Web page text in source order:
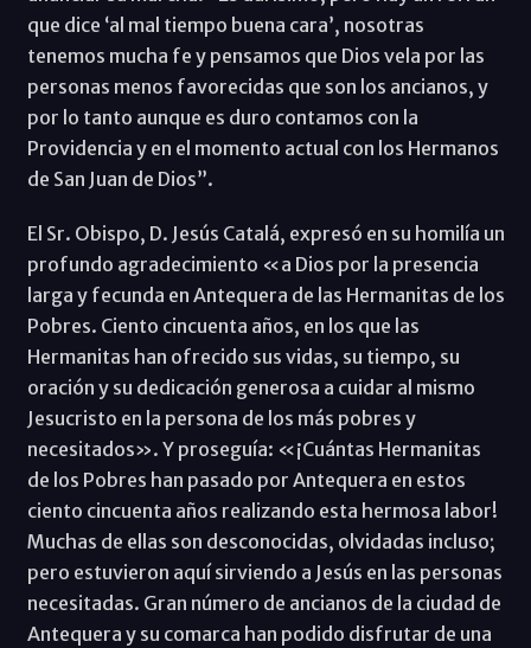
que dice ‘al mal tiempo buena cara’, nosotras
tenemos mucha fe y pensamos que Dios vela por las
personas menos favorecidas que son los ancianos, y
por lo tanto aunque es duro contamos con la
Providencia y en el momento actual con los Hermanos
de San Juan de Dios”.
El Sr. Obispo, D. Jesús Catalá, expresó en su homilía un
profundo agradecimiento «a Dios por la presencia
larga y fecunda en Antequera de las Hermanitas de los
Pobres. Ciento cincuenta años, en los que las
Hermanitas han ofrecido sus vidas, su tiempo, su
oración y su dedicación generosa a cuidar al mismo
Jesucristo en la persona de los más pobres y
necesitados». Y proseguía: «¡Cuántas Hermanitas
de los Pobres han pasado por Antequera en estos
ciento cincuenta años realizando esta hermosa labor!
Muchas de ellas son desconocidas, olvidadas incluso;
pero estuvieron aquí sirviendo a Jesús en las personas
necesitadas. Gran número de ancianos de la ciudad de
Antequera y su comarca han podido disfrutar de una